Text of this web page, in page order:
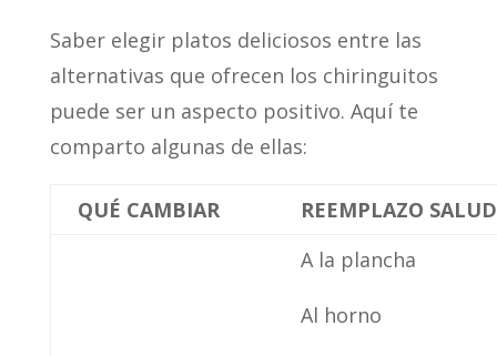
Saber elegir platos deliciosos entre las
alternativas que ofrecen los chiringuitos
puede ser un aspecto positivo. Aquí te
comparto algunas de ellas:
QUÉ CAMBIAR REEMPLAZO
A la plancha
Al horno